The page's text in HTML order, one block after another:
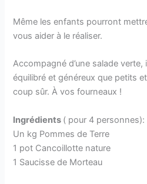
Même les enfants pourront
vous aider à le réaliser.
Accompagné d’une salade
équilibré et généreux que petits
coup sûr. À vos fourneaux !
Ingrédients ( pour 4 personnes):
Un kg Pommes de Terre
1 pot Cancoillotte nature
1 Saucisse de Morteau